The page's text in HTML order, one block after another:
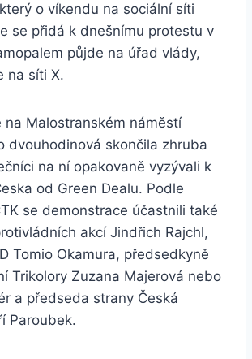
o víkendu na sociální síti
se přidá k dnešnímu protestu v
půjde na úřad vlády,
na síti X.
na Malostranském náměstí
dvouhodinová skončila zhruba
na ní opakovaně vyzývali k
od Green Dealu. Podle
se demonstrace účastnili také
akcí Jindřich Rajchl,
Tomio Okamura, předsedkyně
Trikolory Zuzana Majerová nebo
a předseda strany Česká
Paroubek.